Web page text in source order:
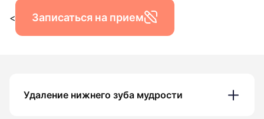
< Записаться на прием
Удаление нижнего зуба мудрости